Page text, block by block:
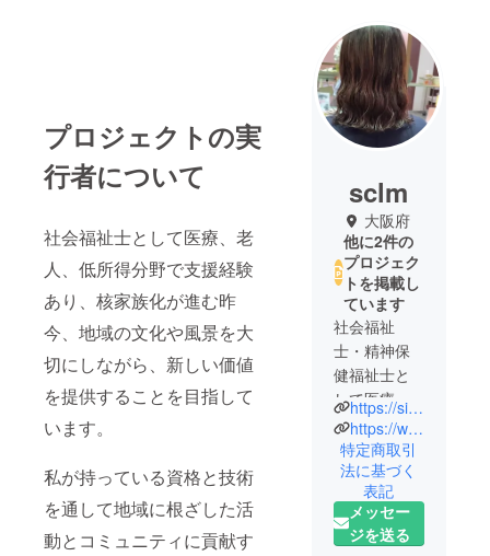
プロジェクトの実
行者について
社会福祉士として医療、老
人、低所得分野で支援経験
あり、核家族化が進む昨
今、地域の文化や風景を大
切にしながら、新しい価値
を提供することを目指して
います。
私が持っている資格と技術
を通して地域に根ざした活
動とコミュニティに貢献す
sclm
大阪府
他に2件の
プロジェク
トを掲載し
ています
社会福祉
士・精神保
健福祉士と
して医療・
介護・行政
分野で活
躍。
そして４頭
のわんこを
飼っている
https://sites.google.com/view/gori-smile-network
https://www.instagram.com/sclm111
特定商取引
法に基づく
表記
メッセー
ジを送る